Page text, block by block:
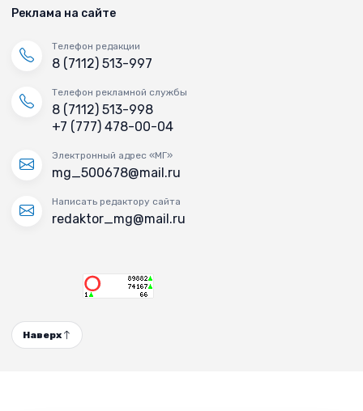
Реклама на сайте
Телефон редакции
8 (7112) 513-997
Телефон рекламной службы
8 (7112) 513-998
+7 (777) 478-00-04
Электронный адрес «МГ»
mg_500678@mail.ru
Написать редактору сайта
redaktor_mg@mail.ru
Наверх